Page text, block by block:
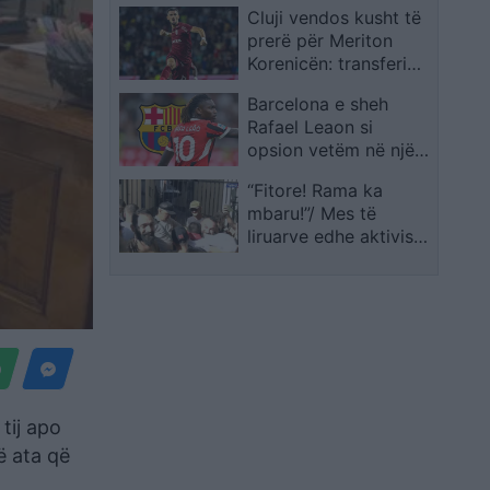
tij apo
ata që
Cluji vendos kusht të
prerë për Meriton
Korenicën: transferimi
euro
Barcelona e sheh
Rafael Leaon si
opsion vetëm në një
“Fitore! Rama ka
mbaru!”/ Mes të
liruarve edhe aktivisti